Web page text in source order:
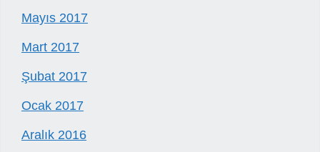
Mayıs 2017
Mart 2017
Şubat 2017
Ocak 2017
Aralık 2016